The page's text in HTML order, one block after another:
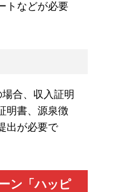
トなどが必要
合、収入証明
明書、源泉徴
出が必要で
ン「ハッピ